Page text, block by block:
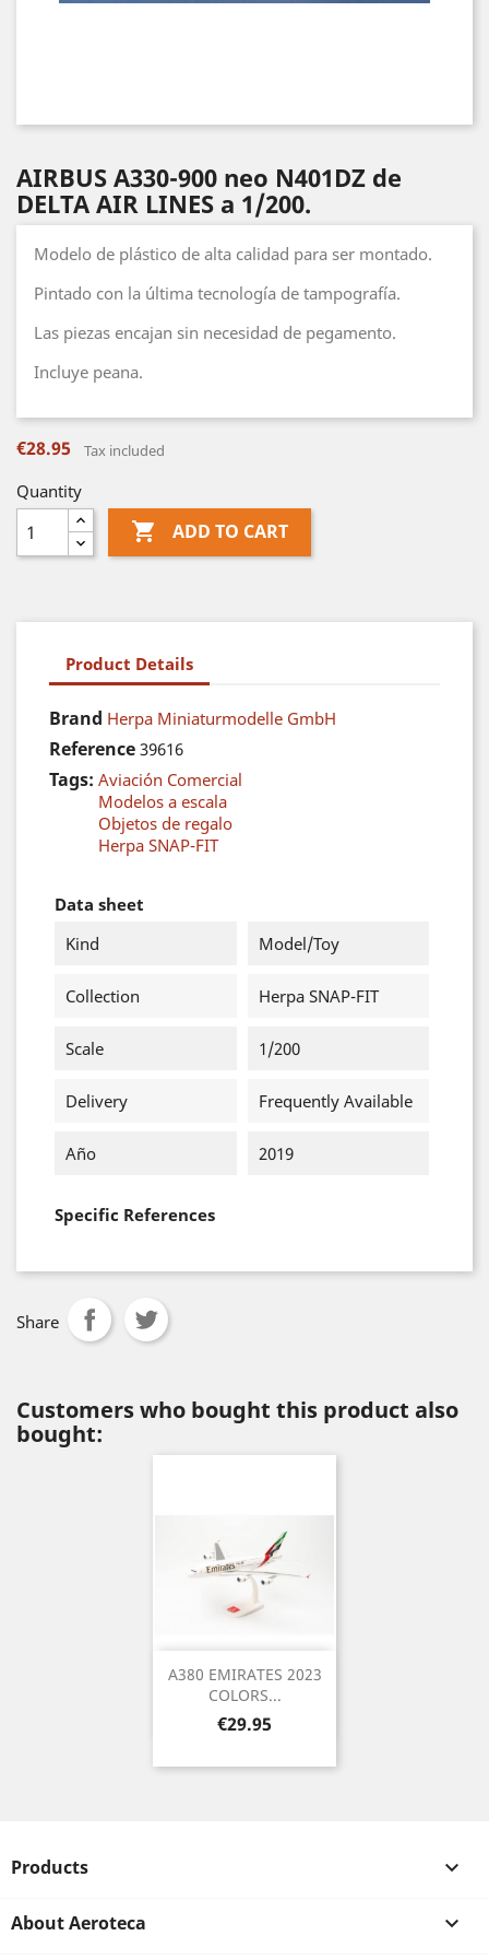
AIRBUS A330-900 neo N401DZ de
DELTA AIR LINES a 1/200.
Modelo de plástico de alta calidad para ser montado.
Pintado con la última tecnología de tampografía.
Las piezas encajan sin necesidad de pegamento.
Incluye peana.
€28.95 Tax included
Quantity
 ADD TO CART
Product Details
Brand Herpa Miniaturmodelle GmbH
Reference 39616
Tags: Aviación Comercial
Modelos a escala
Objetos de regalo
Herpa SNAP-FIT
Data sheet
Kind
Model/Toy
Collection Herpa SNAP-FIT
Scale 1/200
Delivery Frequently Available
Año 2019
Specific References
Share
Customers who bought this product also
bought:
A380 EMIRATES 2023
COLORS...
Price
€29.95
Products 
About Aeroteca 